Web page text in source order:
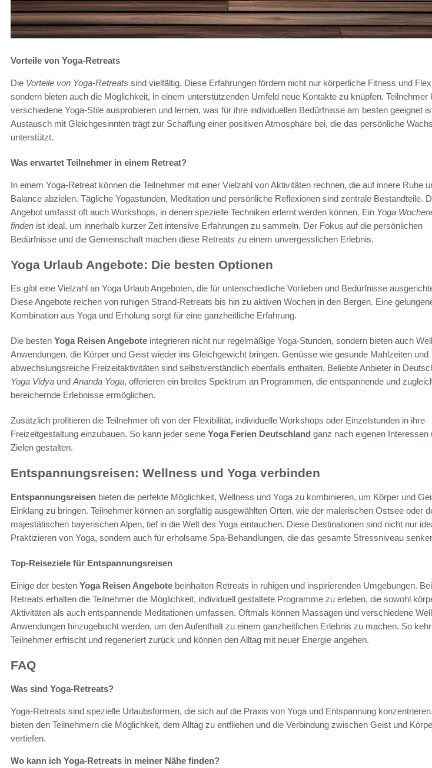
Vorteile von Yoga-Retreats
Die Vorteile von Yoga-Retreats sind vielfältig. Diese Erfahrungen fördern nicht nur körperliche Fitness und
sondern bieten auch die Möglichkeit, in einem unterstützenden Umfeld neue Kontakte zu knüpfen. Teilnehmer
verschiedene Yoga-Stile ausprobieren und lernen, was für ihre individuellen Bedürfnisse am besten geeignet
Austausch mit Gleichgesinnten trägt zur Schaffung einer positiven Atmosphäre bei, die das persönliche
unterstützt.
Was erwartet Teilnehmer in einem Retreat?
In einem Yoga-Retreat können die Teilnehmer mit einer Vielzahl von Aktivitäten rechnen, die auf innere Ruhe
Balance abzielen. Tägliche Yogastunden, Meditation und persönliche Reflexionen sind zentrale Bestandteile.
Angebot umfasst oft auch Workshops, in denen spezielle Techniken erlernt werden können. Ein Yoga
finden ist ideal, um innerhalb kurzer Zeit intensive Erfahrungen zu sammeln. Der Fokus auf die persönlichen
Bedürfnisse und die Gemeinschaft machen diese Retreats zu einem unvergesslichen Erlebnis.
Yoga Urlaub Angebote: Die besten Optionen
Es gibt eine Vielzahl an Yoga Urlaub Angeboten, die für unterschiedliche Vorlieben und Bedürfnisse
Diese Angebote reichen von ruhigen Strand-Retreats bis hin zu aktiven Wochen in den Bergen. Eine
Kombination aus Yoga und Erholung sorgt für eine ganzheitliche Erfahrung.
Die besten Yoga Reisen Angebote integrieren nicht nur regelmäßige Yoga-Stunden, sondern bieten auch
Anwendungen, die Körper und Geist wieder ins Gleichgewicht bringen. Genüsse wie gesunde Mahlzeiten und
abwechslungsreiche Freizeitaktivitäten sind selbstverständlich ebenfalls enthalten. Beliebte Anbieter in
Yoga Vidya und Ananda Yoga, offerieren ein breites Spektrum an Programmen, die entspannende und
bereichernde Erlebnisse ermöglichen.
Zusätzlich profitieren die Teilnehmer oft von der Flexibilität, individuelle Workshops oder Einzelstunden in ihre
Freizeitgestaltung einzubauen. So kann jeder seine Yoga Ferien Deutschland ganz nach eigenen Interessen
Zielen gestalten.
Entspannungsreisen: Wellness und Yoga verbinden
Entspannungsreisen bieten die perfekte Möglichkeit, Wellness und Yoga zu kombinieren, um Körper und
Einklang zu bringen. Teilnehmer können an sorgfältig ausgewählten Orten, wie der malerischen Ostsee oder
majestätischen bayerischen Alpen, tief in die Welt des Yoga eintauchen. Diese Destinationen sind nicht nur
Praktizieren von Yoga, sondern auch für erholsame Spa-Behandlungen, die das gesamte Stressniveau
Top-Reiseziele für Entspannungsreisen
Einige der besten Yoga Reisen Angebote beinhalten Retreats in ruhigen und inspirierenden Umgebungen.
Retreats erhalten die Teilnehmer die Möglichkeit, individuell gestaltete Programme zu erleben, die sowohl
Aktivitäten als auch entspannende Meditationen umfassen. Oftmals können Massagen und verschiedene
Anwendungen hinzugebucht werden, um den Aufenthalt zu einem ganzheitlichen Erlebnis zu machen. So
Teilnehmer erfrischt und regeneriert zurück und können den Alltag mit neuer Energie angehen.
FAQ
Was sind Yoga-Retreats?
Yoga-Retreats sind spezielle Urlaubsformen, die sich auf die Praxis von Yoga und Entspannung
bieten den Teilnehmern die Möglichkeit, dem Alltag zu entfliehen und die Verbindung zwischen Geist und
vertiefen.
Wo kann ich Yoga-Retreats in meiner Nähe finden?